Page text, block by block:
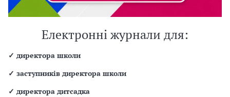
Електронні журнали для:
✓ директора школи
✓ заступників директора школи
✓ директора дитсадка